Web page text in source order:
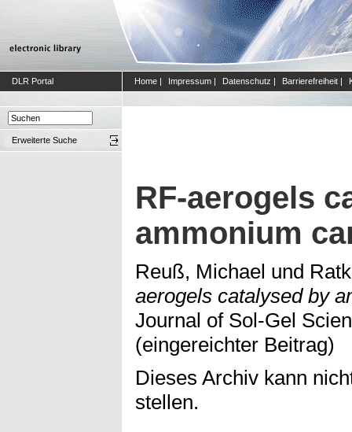
DLR Portal Home | Impressum | Datenschutz | Barrierefreiheit |
Erweiterte Suche
RF-aerogels
ammonium
Reuß, Michael und
aerogels catalysed by
Journal of Sol-Gel
(eingereichter Beitrag)
Dieses Archiv kann
stellen.